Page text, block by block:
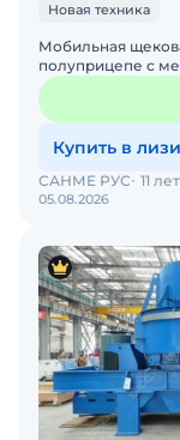
Новая техника
Мобильная
полуприцепе с
опор, шкворень –
Купить в
05.08.2026
САНМЕ РУС 11